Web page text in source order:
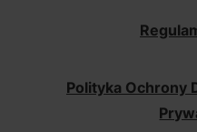
Polityka Ochrony